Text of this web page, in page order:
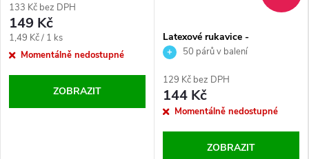
133 Kč bez DPH
149 Kč
Měrná
cena:
1,49 Kč / 1 ks
Momentálně nedostupné
ZOBRAZIT
Latexové rukavice -
MERCATOR santex powdered
50 párů v balení
129 Kč bez DPH
144 Kč
Momentálně nedostupné
ZOBRAZIT